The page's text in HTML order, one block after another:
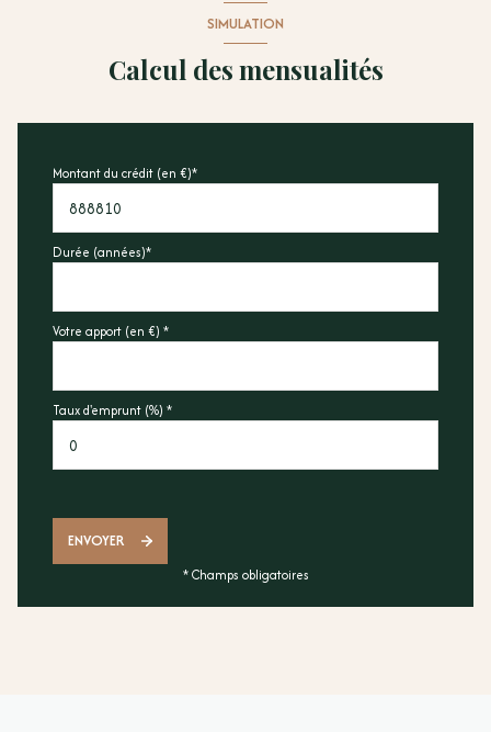
SIMULATION
Calcul des mensualités
Montant du crédit (en €)*
Durée (années)*
Votre apport (en €) *
Taux d'emprunt (%) *
ENVOYER
* Champs obligatoires